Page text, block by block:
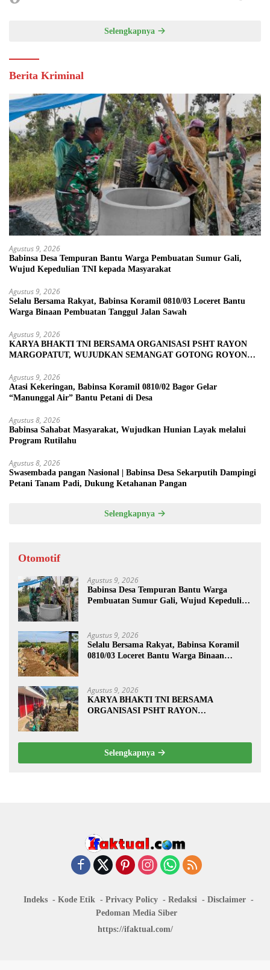
Selengkapnya
Berita Kriminal
Agustus 9, 2026
Babinsa Desa Tempuran Bantu Warga Pembuatan Sumur Gali,
Wujud Kepedulian TNI kepada Masyarakat
Agustus 9, 2026
Selalu Bersama Rakyat, Babinsa Koramil 0810/03 Loceret Bantu
Warga Binaan Pembuatan Tanggul Jalan Sawah
Agustus 9, 2026
KARYA BHAKTI TNI BERSAMA ORGANISASI PSHT RAYON
MARGOPATUT, WUJUDKAN SEMANGAT GOTONG ROYONG
Agustus 9, 2026
Atasi Kekeringan, Babinsa Koramil 0810/02 Bagor Gelar
“Manunggal Air” Bantu Petani di Desa
Agustus 8, 2026
Babinsa Sahabat Masyarakat, Wujudkan Hunian Layak melalui
Program Rutilahu
Agustus 8, 2026
Swasembada pangan Nasional | Babinsa Desa Sekarputih Dampingi
Petani Tanam Padi, Dukung Ketahanan Pangan
Selengkapnya
Otomotif
Agustus 9, 2026
Babinsa Desa Tempuran Bantu Warga
Pembuatan Sumur Gali, Wujud Kepedulian
Agustus 9, 2026
Selalu Bersama Rakyat, Babinsa Koramil
0810/03 Loceret Bantu Warga Binaan
Agustus 9, 2026
KARYA BHAKTI TNI BERSAMA
ORGANISASI PSHT RAYON
KEMANUNGGALAN TNI-RAKYAT
Selengkapnya
Indeks Kode Etik Privacy Policy Redaksi
Disclaimer
Pedoman Media Siber
https://ifaktual.com/